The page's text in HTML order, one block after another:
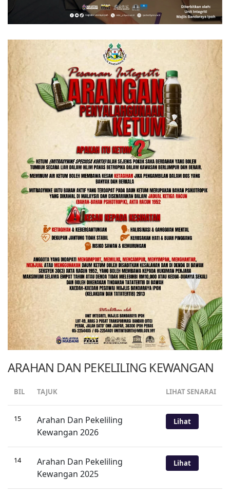
ARAHAN DAN PEKELILING KEWANGAN
BIL TAJUK LIHAT SENARAI
15
Arahan Dan Pekeliling
Kewangan 2026
Lihat
14
Arahan Dan Pekeliling
Kewangan 2025
Lihat